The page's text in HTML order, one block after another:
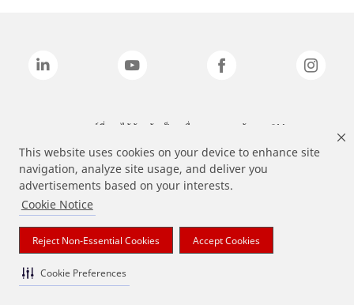
This website uses cookies on your device to enhance site
navigation, analyze site usage, and deliver you
advertisements based on your interests.
Cookie Notice
Reject Non-Essential Cookies Accept Cookies
Cookie Preferences
แบรนด์ที่ระบุไว้ข้างต้นเป็นเครื่องหมายการค้าของ 3M